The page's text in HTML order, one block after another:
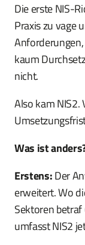
Die erste NIS-
Praxis zu vage
kaum
nicht.
Also kam NIS2.
Was ist
Erstens:Der
erweitert. Wo
Sektoren betraf
umfasst NIS2